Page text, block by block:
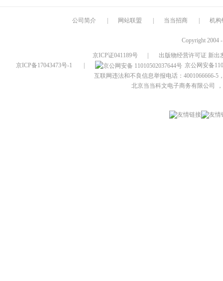
公司简介 网站联盟 当当招商 机构
Copyright 2004
京ICP证041189号
出版物经营许可证 新出
京ICP备17043473号-1
京公网安备
互联网违法和不良信息举报电话：4001066666-5
北京当当科文电子商务有限公司